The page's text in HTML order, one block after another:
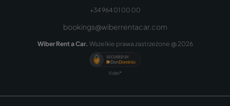
+34 964 01 00 00
bookings@wiberrentacar.com
Wiber Rent a Car. Wszelkie prawa zastrzeżone @ 2026
Videl*